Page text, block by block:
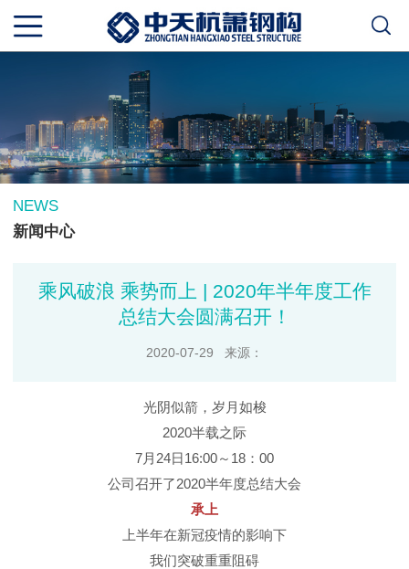
NEWS
新闻中心
乘风破浪 乘势而上 | 2020年半年度工作
总结大会圆满召开！
2020-07-29 来源：
光阴似箭，岁月如梭
2020半载之际
7月24日16:00～18：00
公司召开了2020半年度总结大会
承上
上半年在新冠疫情的影响下
我们突破重重阻碍